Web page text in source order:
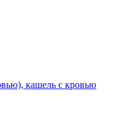
кашель с кровью